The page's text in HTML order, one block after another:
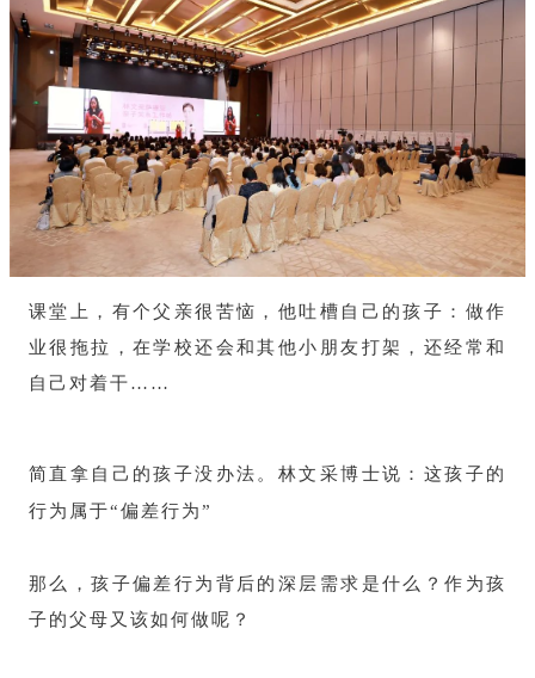
课堂上，有个父亲很苦恼，他吐槽自己的孩子：做作
业很拖拉，在学校还会和其他小朋友打架，还经常和
自己对着干……
简直拿自己的孩子没办法。林文采博士说：这孩子的
行为属于“偏差行为”
那么，孩子偏差行为背后的深层需求是什么？作为孩
子的父母又该如何做呢？